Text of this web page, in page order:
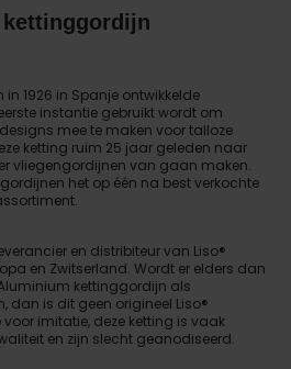
in 1926 in Spanje ontwikkelde
instantie gebruikt wordt om
mee te maken voor talloze
ketting ruim 25 jaar geleden naar
vliegengordijnen van gaan maken.
het op één na best verkochte
en distribiteur van Liso®
en Zwitserland. Wordt er elders dan
kettinggordijn als
is dit geen origineel Liso®
imitatie, deze ketting is vaak
en zijn slecht geanodiseerd.